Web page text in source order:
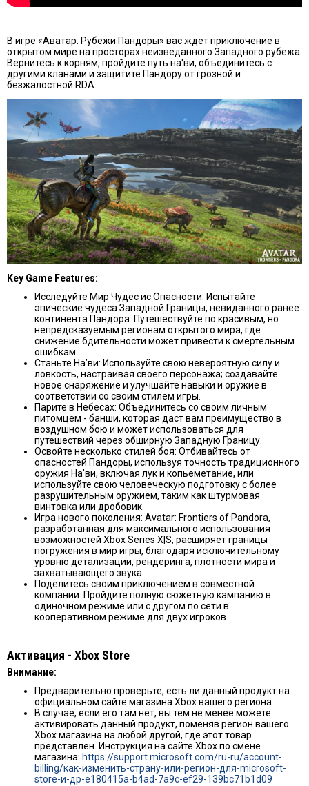
В игре «Аватар: Рубежи Пандоры» вас ждёт приключение в
открытом мире на просторах неизведанного Западного рубежа.
Вернитесь к корням, пройдите путь на'ви, объединитесь с
другими кланами и защитите Пандору от грозной и
безжалостной RDA.
Key Game Features:
Исследуйте Мир Чудес ис Опасности: Испытайте
эпические чудеса Западной Границы, невиданного ранее
континента Пандора. Путешествуйте по красивым, но
непредсказуемым регионам открытого мира, где
снижение бдительности может привести к смертельным
ошибкам.
Станьте На’ви: Используйте свою невероятную силу и
ловкость, настраивая своего персонажа; создавайте
новое снаряжение и улучшайте навыки и оружие в
соответствии со своим стилем игры.
Парите в Небесах: Объединитесь со своим личным
питомцем - банши, которая даст вам преимущество в
воздушном бою и может использоваться для
путешествий через обширную Западную Границу.
Освойте несколько стилей боя: Отбивайтесь от
опасностей Пандоры, используя точность традиционного
оружия На'ви, включая лук и копьеметание, или
используйте свою человеческую подготовку с более
разрушительным оружием, таким как штурмовая
винтовка или дробовик.
Игра нового поколения: Avatar: Frontiers of Pandora,
разработанная для максимального использования
возможностей Xbox Series X|S, расширяет границы
погружения в мир игры, благодаря исключительному
уровню детализации, рендеринга, плотности мира и
захватывающего звука.
Поделитесь своим приключением в совместной
компании: Пройдите полную сюжетную кампанию в
одиночном режиме или с другом по сети в
кооперативном режиме для двух игроков.
Активация - Хbox Store
Внимание:
Предварительно проверьте, есть ли данный продукт на
официальном сайте магазина Xbox вашего региона.
В случае, если его там нет, вы тем не менее можете
активировать данный продукт, поменяв регион вашего
Xbox магазина на любой другой, где этот товар
представлен. Инструкция на сайте Xbox по смене
магазина: https://support.microsoft.com/ru-ru/account-
billing/как-изменить-страну-или-регион-для-microsoft-
store-и-др-e180415a-b4ad-7a9c-ef29-139bc71b1d09